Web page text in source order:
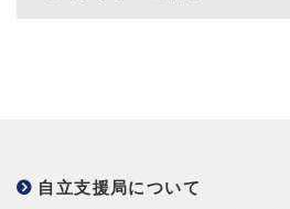
自立支援局について